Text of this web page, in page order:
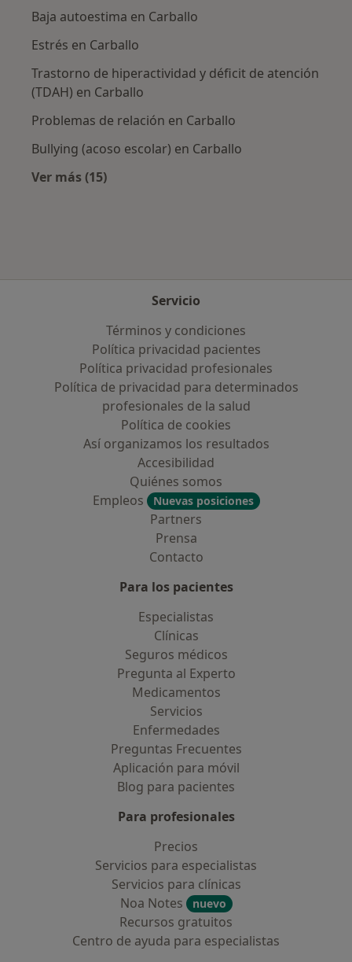
Baja autoestima en Carballo
Estrés en Carballo
Trastorno de hiperactividad y déficit de atención
(TDAH) en Carballo
Problemas de relación en Carballo
Bullying (acoso escolar) en Carballo
Ver más (15)
Servicio
Términos y condiciones
Política privacidad pacientes
Política privacidad profesionales
Política de privacidad para determinados
profesionales de la salud
Política de cookies
Así organizamos los resultados
Accesibilidad
Quiénes somos
Empleos
Nuevas posiciones
Partners
Prensa
Contacto
Para los pacientes
Especialistas
Clínicas
Seguros médicos
Pregunta al Experto
Medicamentos
Servicios
Enfermedades
Preguntas Frecuentes
Aplicación para móvil
Blog para pacientes
Para profesionales
Precios
Servicios para especialistas
Servicios para clínicas
Noa Notes
nuevo
Recursos gratuitos
Centro de ayuda para especialistas